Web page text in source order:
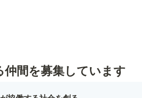
間を募集しています